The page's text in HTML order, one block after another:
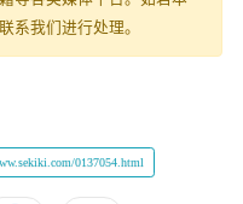
系我们进行处理。
0137054.html